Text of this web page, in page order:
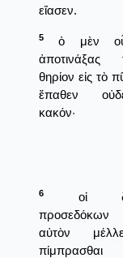
εἴασεν.
5
ὁ μὲν
ἀποτινάξας
θηρίον εἰς τὸ
ἔπαθεν
κακόν·
6
οἱ
προσεδόκων
αὐτὸν